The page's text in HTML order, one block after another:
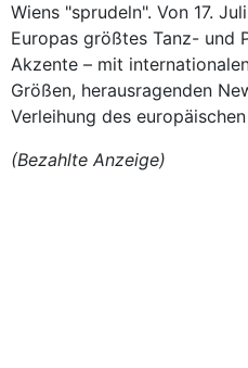
Wiens "sprudeln". Von 17.
Europas größtes Tanz- und
Akzente – mit
Größen, herausragenden
Verleihung des
(Bezahlte Anzeige)